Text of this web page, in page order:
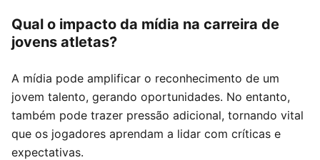
Qual o impacto da mídia na carreira de
jovens atletas?
A mídia pode amplificar o reconhecimento de um
jovem talento, gerando oportunidades. No entanto,
também pode trazer pressão adicional, tornando vital
que os jogadores aprendam a lidar com críticas e
expectativas.